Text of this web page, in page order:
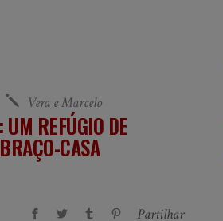
Vera e Marcelo
REFÚGIO DE
CASA
Partilhar